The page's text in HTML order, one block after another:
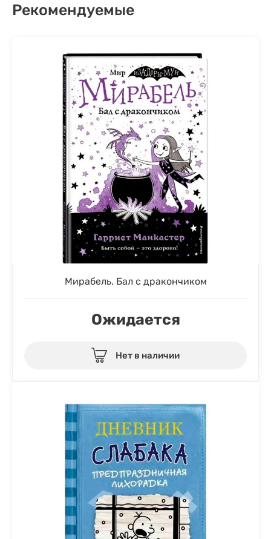
Рекомендуемые
Мирабель. Бал с дракончиком
Ожидается
Нет в наличии